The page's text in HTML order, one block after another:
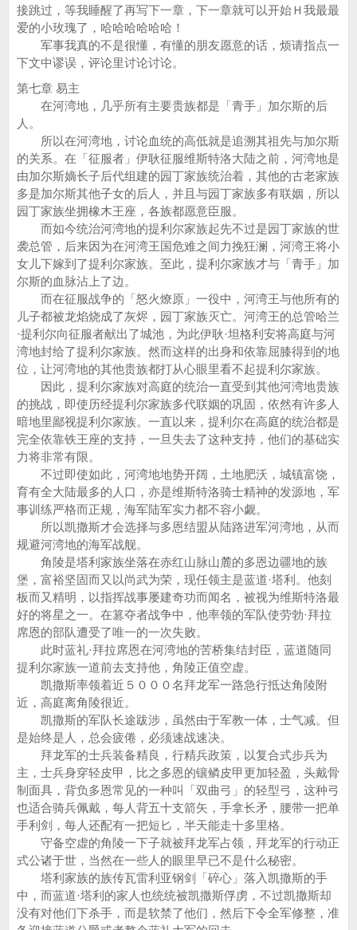
接跳过，等我睡醒了再写下一章，下一章就可以开始Ｈ我最最
爱的小玫瑰了，哈哈哈哈哈哈！
军事我真的不是很懂，有懂的朋友愿意的话，烦请指点一
下文中谬误，评论里讨论讨论。
第七章 易主
在河湾地，几乎所有主要贵族都是「青手」加尔斯的后
人。
所以在河湾地，讨论血统的高低就是追溯其祖先与加尔斯
的关系。在「征服者」伊耿征服维斯特洛大陆之前，河湾地是
由加尔斯嫡长子后代组建的园丁家族统治着，其他的古老家族
多是加尔斯其他子女的后人，并且与园丁家族多有联姻，所以
园丁家族坐拥橡木王座，各族都愿意臣服。
而如今统治河湾地的提利尔家族起先不过是园丁家族的世
袭总管，后来因为在河湾王国危难之间力挽狂澜，河湾王将小
女儿下嫁到了提利尔家族。至此，提利尔家族才与「青手」加
尔斯的血脉沾上了边。
而在征服战争的「怒火燎原」一役中，河湾王与他所有的
儿子都被龙焰烧成了灰烬，园丁家族灭亡。河湾王的总管哈兰
·提利尔向征服者献出了城池，为此伊耿·坦格利安将高庭与河
湾地封给了提利尔家族。然而这样的出身和依靠屈膝得到的地
位，让河湾地的其他贵族都打从心眼里看不起提利尔家族。
因此，提利尔家族对高庭的统治一直受到其他河湾地贵族
的挑战，即使历经提利尔家族多代联姻的巩固，依然有许多人
暗地里鄙视提利尔家族。一直以来，提利尔在高庭的统治都是
完全依靠铁王座的支持，一旦失去了这种支持，他们的基础实
力将非常有限。
不过即使如此，河湾地地势开阔，土地肥沃，城镇富饶，
育有全大陆最多的人口，亦是维斯特洛骑士精神的发源地，军
事训练严格而正规，海军陆军实力都不容小觑。
所以凯撒斯才会选择与多恩结盟从陆路进军河湾地，从而
规避河湾地的海军战舰。
角陵是塔利家族坐落在赤红山脉山麓的多恩边疆地的族
堡，富裕坚固而又以尚武为荣，现任领主是蓝道·塔利。他刻
板而又精明，以指挥战事屡建奇功而闻名，被视为维斯特洛最
好的将星之一。在篡夺者战争中，他率领的军队使劳勃·拜拉
席恩的部队遭受了唯一的一次失败。
此时蓝礼·拜拉席恩在河湾地的苦桥集结封臣，蓝道随同
提利尔家族一道前去支持他，角陵正值空虚。
凯撒斯率领着近５０００名拜龙军一路急行抵达角陵附
近，高庭离角陵很近。
凯撒斯的军队长途跋涉，虽然由于军教一体，士气减。但
是始终是人，总会疲倦，必须速战速决。
拜龙军的士兵装备精良，行精兵政策，以复合式步兵为
主，士兵身穿轻皮甲，比之多恩的镶鳞皮甲更加轻盈，头戴骨
制面具，背负多恩常见的一种叫「双曲弓」的轻型弓，这种弓
也适合骑兵佩戴，每人背五十支箭矢，手拿长矛，腰带一把单
手利剑，每人还配有一把短匕，半天能走十多里格。
守备空虚的角陵一下子就被拜龙军占领，拜龙军的行动正
式公诸于世，当然在一些人的眼里早已不是什么秘密。
塔利家族的族传瓦雷利亚钢剑「碎心」落入凯撒斯的手
中，而蓝道·塔利的家人也统统被凯撒斯俘虏，不过凯撒斯却
没有对他们下杀手，而是软禁了他们，然后下令全军修整，准